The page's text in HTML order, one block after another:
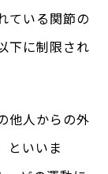
ている関節の
下に制限され
他人からの外
といいま